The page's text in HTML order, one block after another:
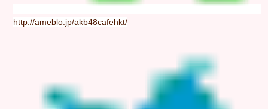
http://ameblo.jp/akb48cafehkt/